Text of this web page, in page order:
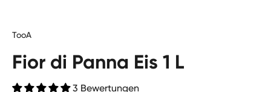
TooA
Fior di Panna Eis 1 L
3 Bewertungen